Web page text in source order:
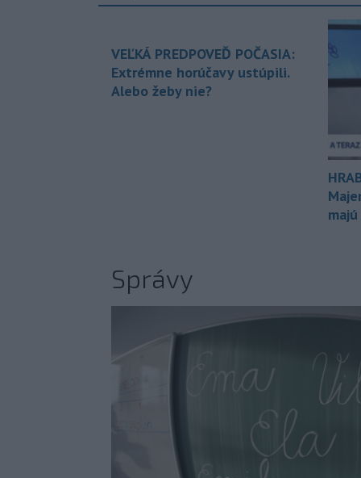
VEĽKÁ PREDPOVEĎ POČASIA:
Extrémne horúčavy ustúpili.
Alebo žeby nie?
Správy